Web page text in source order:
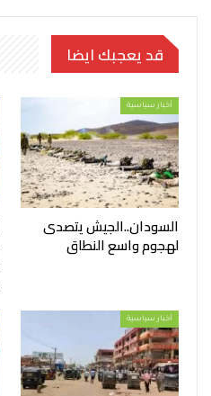
قد يعجبك ايضا
أخبار سياسية
السودان..الجيش يتصدى
لهجوم واسع النطاق
أخبار سياسية